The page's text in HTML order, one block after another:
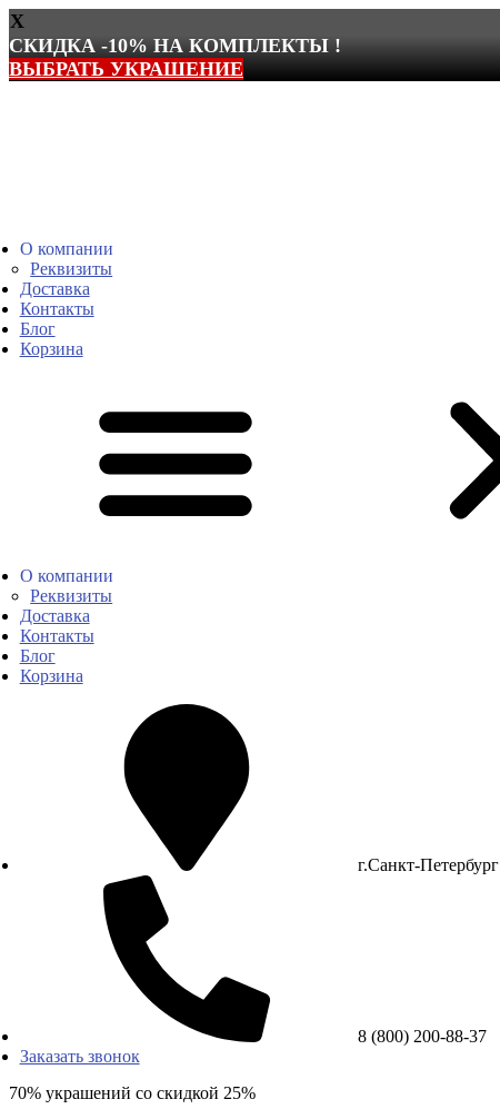
X
СКИДКА -10% НА КОМПЛЕКТЫ !
ВЫБРАТЬ УКРАШЕНИЕ
О компании
Реквизиты
Доставка
Контакты
Блог
Корзина
О компании
Реквизиты
Доставка
Контакты
Блог
Корзина
г.Санкт-Петербург
8 (800) 200-88-37
Заказать звонок
70% украшений со скидкой 25%